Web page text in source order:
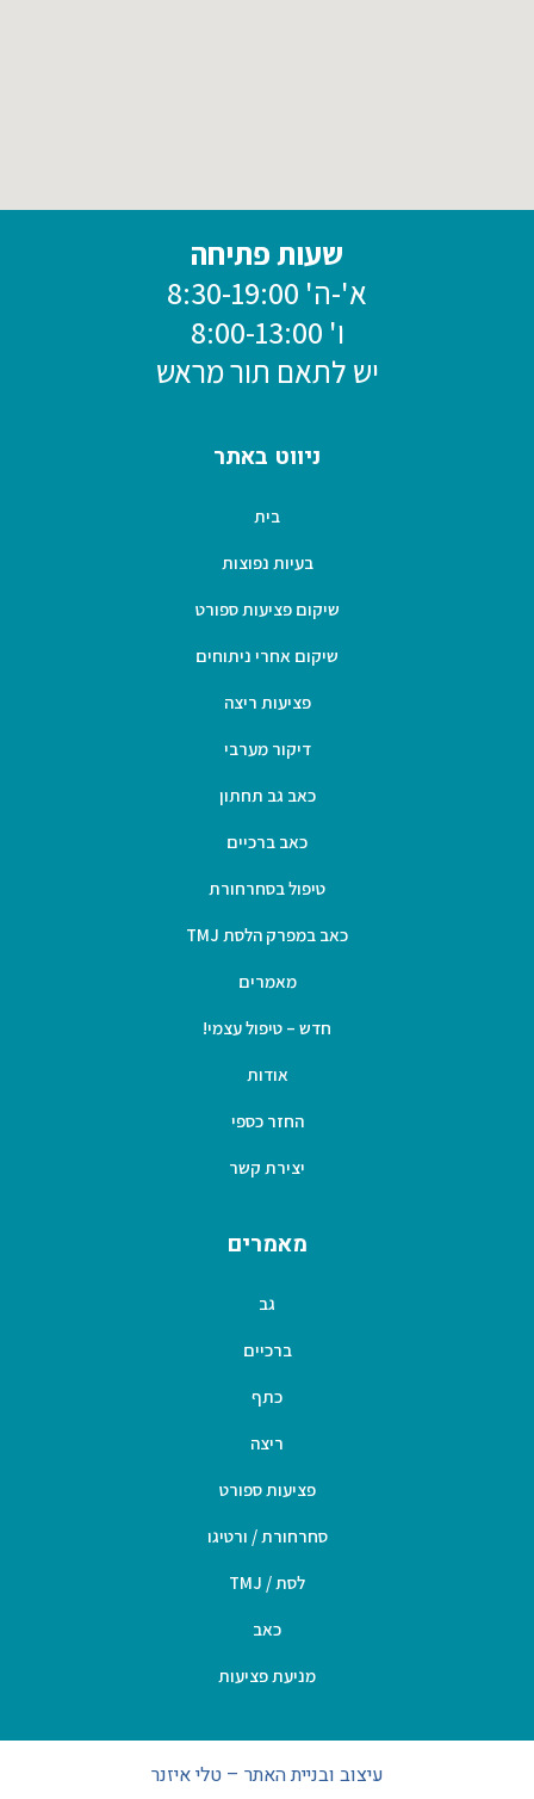
שעות פתיחה
א'-ה' 8:30-19:00
ו' 8:00-13:00
יש לתאם תור מראש
ניווט באתר
בית
בעיות נפוצות
שיקום פציעות ספורט
שיקום אחרי ניתוחים
פציעות ריצה
דיקור מערבי
כאב גב תחתון
כאב ברכיים
טיפול בסחרחורת
כאב במפרק הלסת TMJ
מאמרים
חדש – טיפול עצמי!
אודות
החזר כספי
יצירת קשר
מאמרים
גב
ברכיים
כתף
ריצה
פציעות ספורט
סחרחורת / ורטיגו
לסת / TMJ
כאב
מניעת פציעות
עיצוב ובניית האתר – טלי איזנר